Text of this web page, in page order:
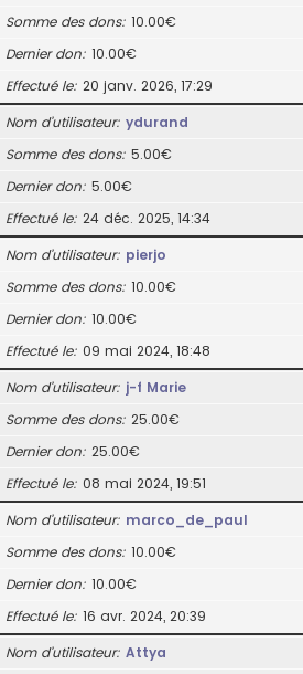
Somme des dons 10.00€
Dernier don 10.00€
Effectué le 20 janv. 2026, 17:29
Nom d’utilisateur ydurand
Somme des dons 5.00€
Dernier don 5.00€
Effectué le 24 déc. 2025, 14:34
Nom d’utilisateur pierjo
Somme des dons 10.00€
Dernier don 10.00€
Effectué le 09 mai 2024, 18:48
Nom d’utilisateur j-f Marie
Somme des dons 25.00€
Dernier don 25.00€
Effectué le 08 mai 2024, 19:51
Nom d’utilisateur marco_de_paul
Somme des dons 10.00€
Dernier don 10.00€
Effectué le 16 avr. 2024, 20:39
Nom d’utilisateur Attya